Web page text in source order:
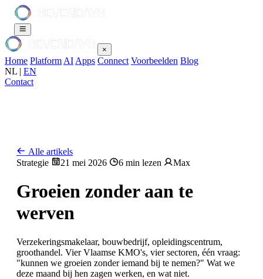
×
Home Platform AI Apps Connect Voorbeelden Blog
NL | EN
Contact
Alle artikels
Strategie
21 mei 2026 6 min lezen Max
Groeien zonder aan te
werven
Verzekeringsmakelaar, bouwbedrijf, opleidingscentrum,
groothandel. Vier Vlaamse KMO's, vier sectoren, één vraag:
"kunnen we groeien zonder iemand bij te nemen?" Wat we
deze maand bij hen zagen werken, en wat niet.